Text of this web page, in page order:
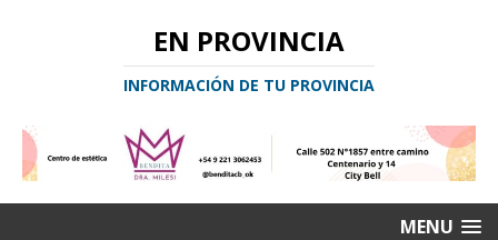
EN PROVINCIA
INFORMACIÓN DE TU PROVINCIA
MENU